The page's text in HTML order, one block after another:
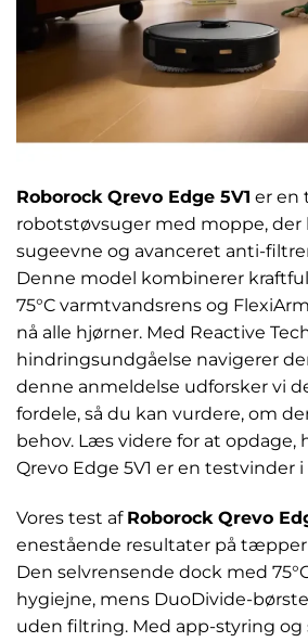
Roborock Qrevo Edge 5V1 er en
robotstøvsuger med moppe, der
sugeevne og avanceret anti-
Denne model kombinerer
75°C varmtvandsrens og
nå alle hjørner. Med Reactive
hindringsundgåelse navigerer
denne anmeldelse udforsker vi
fordele, så du kan vurdere, om
behov. Læs videre for at opdage,
Qrevo Edge 5V1 er en testvinder
Vores test af Roborock Qrevo
enestående resultater på
Den selvrensende dock med
hygiejne, mens DuoDivide-
uden filtring. Med app-styring